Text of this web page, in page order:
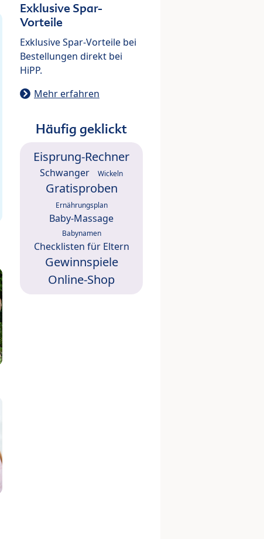
Exklusive Spar-
Vorteile
Exklusive Spar-Vorteile bei
Bestellungen direkt bei
HiPP.
Mehr erfahren
Häufig geklickt
Eisprung-Rechner
Schwanger Wickeln
Gratisproben
Ernährungsplan
Baby-Massage
Babynamen
Checklisten für Eltern
Gewinnspiele
Online-Shop